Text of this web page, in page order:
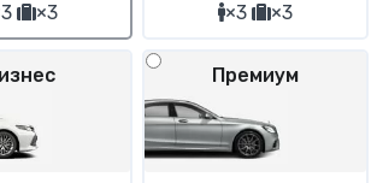
×3 ×3 ×3
Премиум